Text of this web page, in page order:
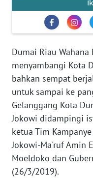
Dumai Riau Wahana
menyambangi Kota
bahkan sempat
untuk sampai ke
Gelanggang Kota
Jokowi didampingi
ketua Tim
Jokowi-Ma'ruf Amin
Moeldoko dan
(26/3/2019).
Informasi
INDEKS
BERITA
KONTAK
KAMI
INFO
IKLAN